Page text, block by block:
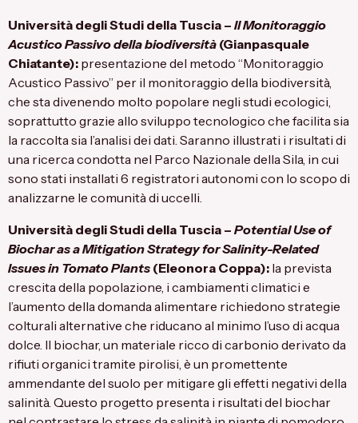
Università degli Studi della Tuscia – Il Monitoraggio
Acustico Passivo della biodiversità (Gianpasquale
Chiatante): presentazione del metodo “Monitoraggio
Acustico Passivo” per il monitoraggio della biodiversità,
che sta divenendo molto popolare negli studi ecologici,
soprattutto grazie allo sviluppo tecnologico che facilita sia
la raccolta sia l’analisi dei dati. Saranno illustrati i risultati di
una ricerca condotta nel Parco Nazionale della Sila, in cui
sono stati installati 6 registratori autonomi con lo scopo di
analizzarne le comunità di uccelli.
Università degli Studi della Tuscia – Potential Use of
Biochar as a Mitigation Strategy for Salinity-Related
Issues in Tomato Plants (Eleonora Coppa): la prevista
crescita della popolazione, i cambiamenti climatici e
l’aumento della domanda alimentare richiedono strategie
colturali alternative che riducano al minimo l’uso di acqua
dolce. Il biochar, un materiale ricco di carbonio derivato da
rifiuti organici tramite pirolisi, è un promettente
ammendante del suolo per mitigare gli effetti negativi della
salinità. Questo progetto presenta i risultati del biochar